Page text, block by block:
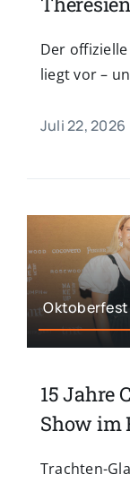
Der
liegt vor –
Juli 22, 2026
Oktoberfest
15 Jahre
Show im
Trachten-